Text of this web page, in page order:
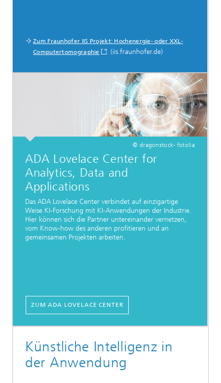
Zum Fraunhofer IIS Projekt: Hochenergie- oder XXL-
Computertomographie
(iis.fraunhofer.de)
© dragonstock- fotolia
ADA Lovelace Center for
Analytics, Data and
Applications
Das ADA Lovelace Center verbindet auf einzigartige
Weise KI-Forschung mit KI-Anwendungen der Industrie.
Hier können sich die Partner untereinander vernetzen,
vom Know-how des anderen profitieren und an
gemeinsamen Projekten arbeiten.
ZUM ADA LOVELACE CENTER
Künstliche Intelligenz in
der Anwendung